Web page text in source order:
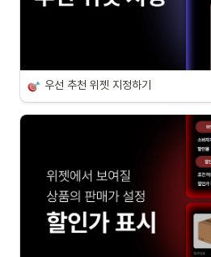
우선 추천 위젯 지정하기